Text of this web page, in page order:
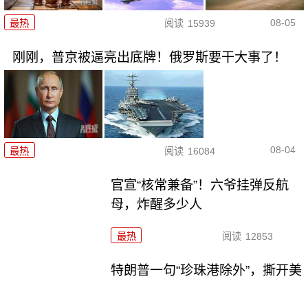
最热 阅读 15939 08-05
刚刚，普京被逼亮出底牌！俄罗斯要干大事了！
最热 阅读 16084 08-04
官宣“核常兼备”！六爷挂弹反航
母，炸醒多少人
最热 阅读 12853
特朗普一句“珍珠港除外”，撕开美